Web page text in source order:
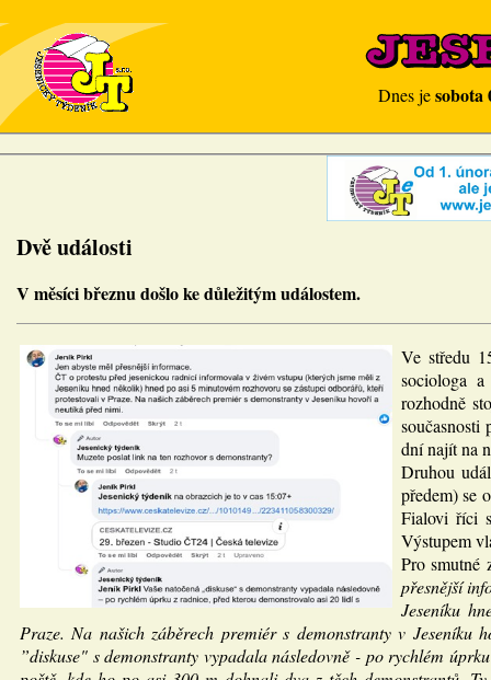
Dnes jesobota
Dvě události
V měsíci březnu došlo ke důležitým událostem.
Ve středu
sociologa
rozhodně
současnosti
dní najít na
Druhou
předem) se
Fialovi říci
Výstupem
Pro smutné
přesnější
Jeseníku
Praze. Na našich záběrech premiér s demonstranty v Jeseníku
”diskuse" s demonstranty vypadala následovně - po rychlém